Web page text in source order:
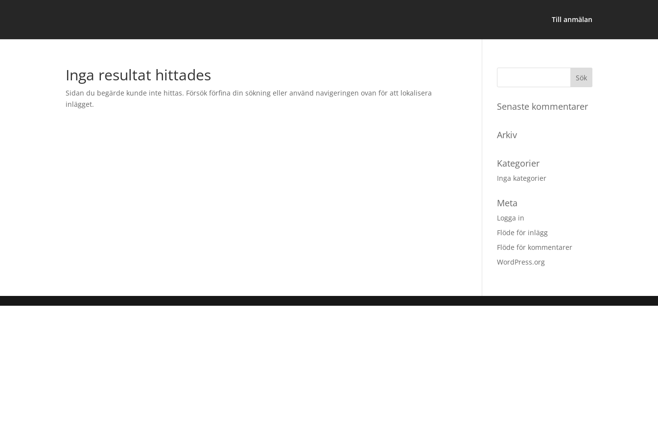
Till anmälan
Inga resultat hittades
Sidan du begärde kunde inte hittas. Försök förfina din sökning eller använd navigeringen ovan för att lokalisera
inlägget.
Senaste kommentarer
Arkiv
Kategorier
Inga kategorier
Meta
Logga in
Flöde för inlägg
Flöde för kommentarer
WordPress.org